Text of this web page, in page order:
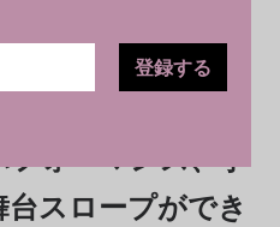
2022.02.15
ォーマンス、学
スロープができ
登録する